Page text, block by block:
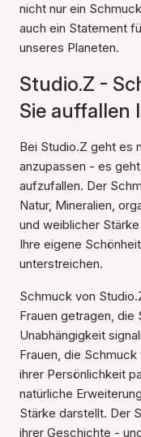
nicht nur ein
auch ein Statement
unseres Planeten.
Studio.Z -
Sie auffallen
Bei Studio.Z geht es
anzupassen - es
aufzufallen. Der
Natur, Mineralien,
und weiblicher
Ihre eigene
unterstreichen.
Schmuck von
Frauen getragen, die
Unabhängigkeit
Frauen, die Schmuck
ihrer Persönlichkeit
natürliche
Stärke darstellt. Der
ihrer Geschichte -